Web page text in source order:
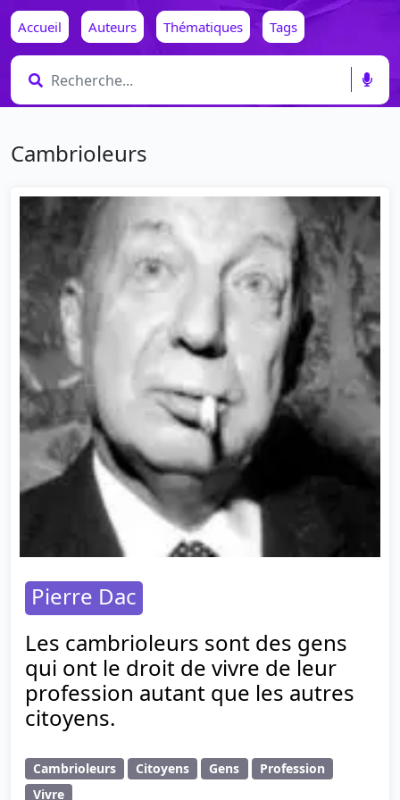
Accueil Auteurs Thématiques Tags
Cambrioleurs
Pierre Dac
Les cambrioleurs sont des gens
qui ont le droit de vivre de leur
profession autant que les autres
citoyens.
Cambrioleurs Citoyens Gens
Profession
Vivre